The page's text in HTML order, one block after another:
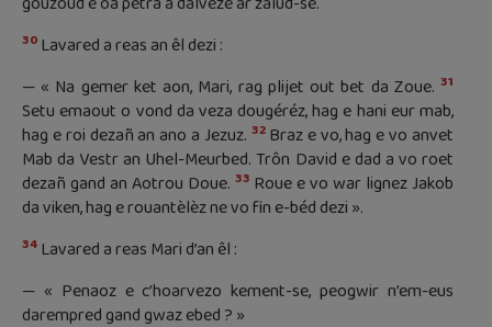
30 Lavared a reas an êl dezi :
— « Na gemer ket aon, Mari, rag plijet out bet da Zoue. 31
Setu emaout o vond da veza dougéréz, hag e hani eur mab,
hag e roi dezañ an ano a Jezuz. 32 Braz e vo, hag e vo anvet
Mab da Vestr an Uhel-Meurbed. Trôn David e dad a vo roet
dezañ gand an Aotrou Doue. 33 Roue e vo war lignez Jakob
da viken, hag e rouantèlèz ne vo fin e-béd dezi ».
34 Lavared a reas Mari d’an êl :
— « Penaoz e c’hoarvezo kement-se, peogwir n’em-eus
darempred gand gwaz ebed ? »